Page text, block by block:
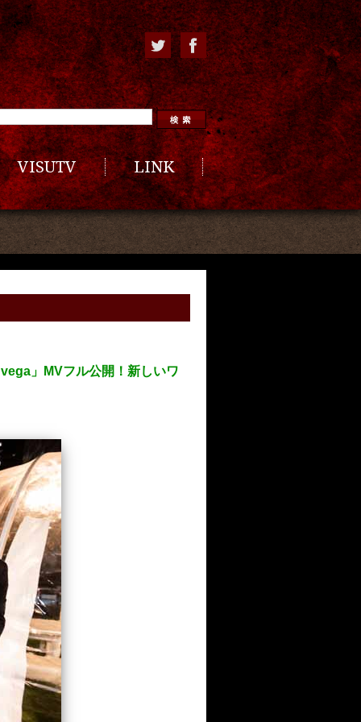
VISUTV LINK
」MVフル公開！新しいワ